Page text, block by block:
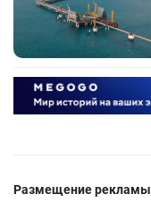
Размещение рекламы